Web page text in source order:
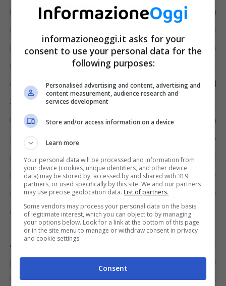
interamente contributivo. Inoltre sarà
necessario che il trattamento previdenziale
risulti essere almeno2,8 volte l’assegno
sociale.
Rientrando in questa possibilità si
dovrà accettare una perdita dicirca il
30/50%sull’assegno pensionistico.
Consigliamo, dunque, di procedere con una
simulazione del calcolo dell’assegno
pensionistico sul sito dell’INPS per capire se i
requisiti sono soddisfatti e se conviene
realmente non attendere i 67 anni e
approfittare del sistema di calcolo misto.
Altre alternative per chi ha pochi anni di
pensione sono le deroghe Amato.
Ne bastano
15 ma solamente soddisfacendo specifiche
informazioneoggi.it asks for your
consent to use your personal data for the
following purposes:
Personalised advertising and content, advertising and
content measurement, audience research and
services development
Store and/or access information on a device
Learn more
Your personal data will be processed and information from
your device (cookies, unique identifiers, and other device
data) may be stored by, accessed by and shared with 319
partners, or used specifically by this site. We and our partners
may use precise geolocation data. List of partners.
Some vendors may process your personal data on the basis
of legitimate interest, which you can object to by managing
your options below. Look for a link at the bottom of this page
or in the site menu to manage or withdraw consent in privacy
and cookie settings.
Consent